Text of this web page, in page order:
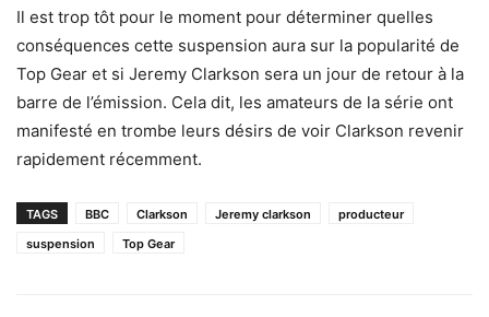
Il est trop tôt pour le moment pour déterminer quelles
conséquences cette suspension aura sur la popularité de
Top Gear et si Jeremy Clarkson sera un jour de retour à la
barre de l’émission. Cela dit, les amateurs de la série ont
manifesté en trombe leurs désirs de voir Clarkson revenir
rapidement récemment.
TAGS BBC Clarkson Jeremy clarkson
producteur
suspension
Top Gear